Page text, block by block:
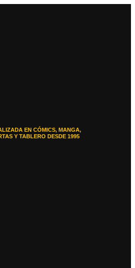
EN CÓMICS, MANGA,
Y TABLERO DESDE 1995